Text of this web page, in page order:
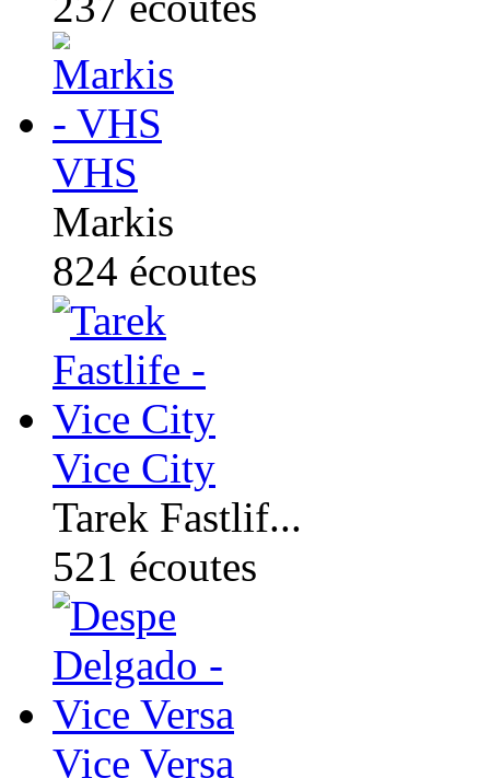
VHS
Markis
824 écoutes
Vice City
Tarek Fastlif...
521 écoutes
Vice Versa